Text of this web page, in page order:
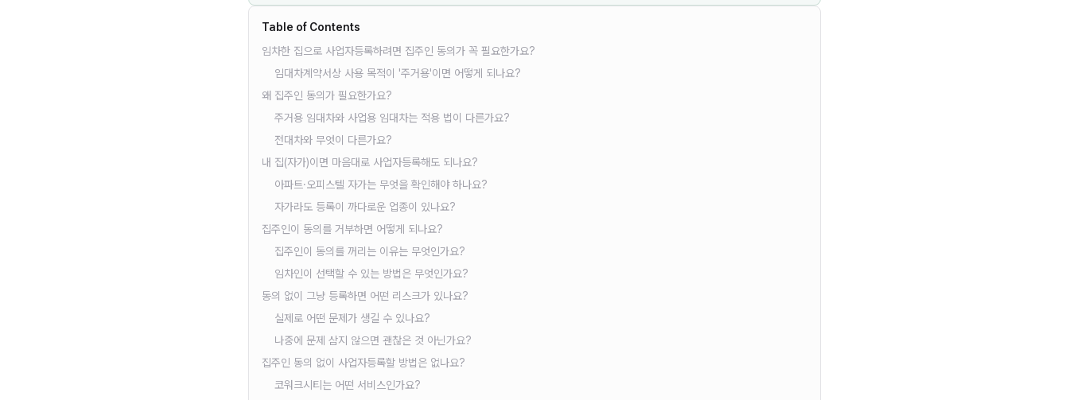
Table of Contents
임차한 집으로 사업자등록하려면 집주인 동의가 꼭 필요한가요?
임대차계약서상 사용 목적이 '주거용'이면 어떻게 되나요?
왜 집주인 동의가 필요한가요?
주거용 임대차와 사업용 임대차는 적용 법이 다른가요?
전대차와 무엇이 다른가요?
내 집(자가)이면 마음대로 사업자등록해도 되나요?
아파트·오피스텔 자가는 무엇을 확인해야 하나요?
자가라도 등록이 까다로운 업종이 있나요?
집주인이 동의를 거부하면 어떻게 되나요?
집주인이 동의를 꺼리는 이유는 무엇인가요?
임차인이 선택할 수 있는 방법은 무엇인가요?
동의 없이 그냥 등록하면 어떤 리스크가 있나요?
실제로 어떤 문제가 생길 수 있나요?
나중에 문제 삼지 않으면 괜찮은 것 아닌가요?
집주인 동의 없이 사업자등록할 방법은 없나요?
코워크시티는 어떤 서비스인가요?